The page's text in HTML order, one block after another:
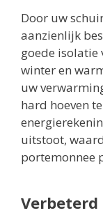
Door uw
aanzienlijk
goede isolatie
winter en
uw
hard hoeven
uitstoot,
portemonnee